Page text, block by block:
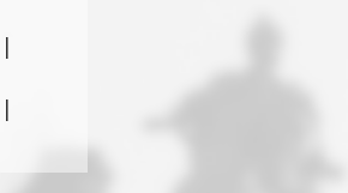
|
|